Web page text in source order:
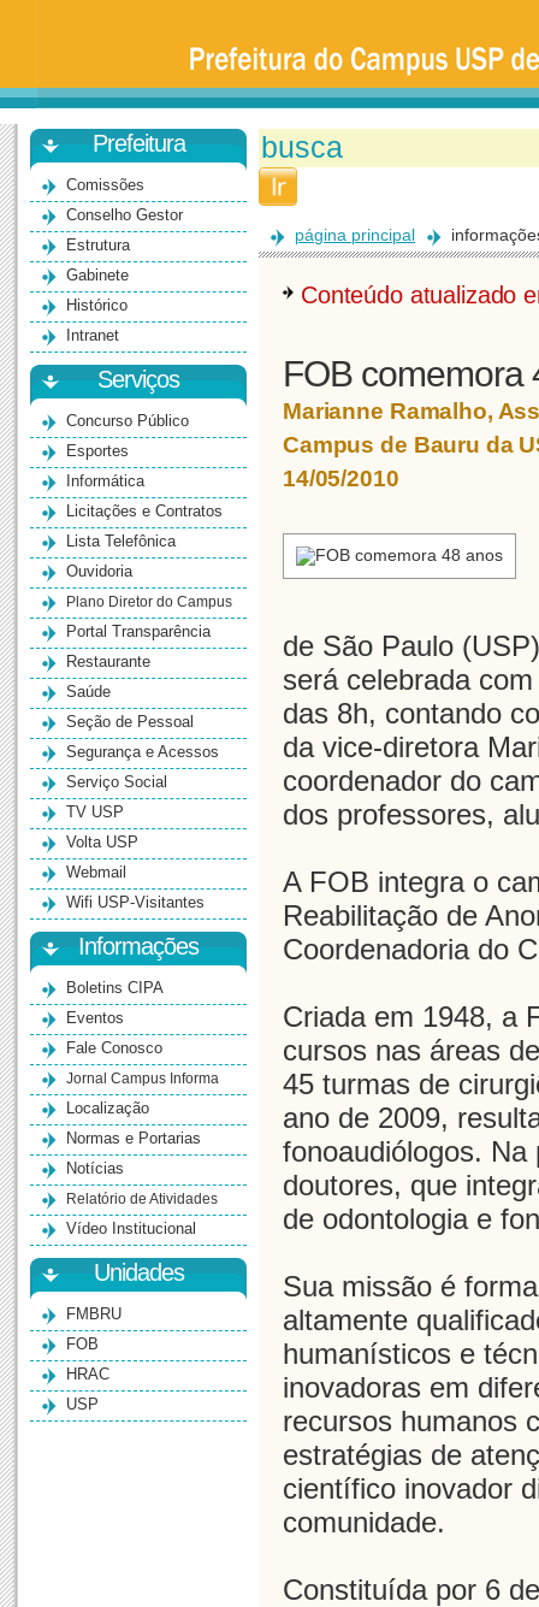
Universidade
São
Paulo
-
BauruPrefeitura
Comissões
Conselho Gestor
Estrutura
Gabinete
Histórico
Intranet
Serviços
Concurso Público
Esportes
Informática
Licitações e Contratos
Lista Telefônica
Ouvidoria
Plano Diretor do Campus
Portal Transparência
Restaurante
Saúde
Seção de Pessoal
Segurança e Acessos
Serviço Social
TV USP
Volta USP
Webmail
Wifi USP-Visitantes
Informações
Boletins CIPA
Eventos
Fale Conosco
Jornal Campus Informa
Localização
Normas e Portarias
Notícias
Relatório de Atividades
Vídeo Institucional
Unidades
FMBRU
FOB
HRAC
USP
página principal
Conteúdo atualizado
FOB comemora
Marianne Ramalho,
Campus de Bauru da
14/05/2010
de São Paulo
será celebrada
das 8h, contando
da vice-diretora
coordenador do
dos professores,
A FOB integra o
Reabilitação de
Coordenadoria do
Criada em 1948, a
cursos nas áreas
45 turmas de
ano de 2009,
fonoaudiólogos.
doutores, que
de odontologia e
Sua missão é
altamente
humanísticos e
inovadoras em
recursos humanos
estratégias de
científico inovador
comunidade.
Constituída por 6